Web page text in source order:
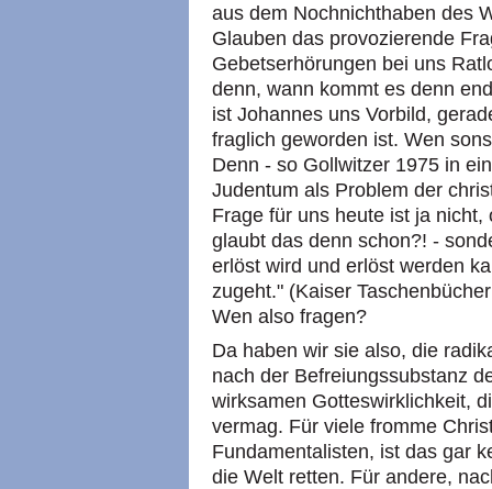
aus dem Nochnichthaben des
Glauben das provozierende
Gebetserhörungen bei uns
denn, wann kommt es denn
ist Johannes uns Vorbild,
fraglich geworden ist. Wen
Denn - so Gollwitzer 1975 in
Judentum als Problem der
Frage für uns heute ist ja
glaubt das denn schon?! -
erlöst wird und erlöst werden
zugeht." (Kaiser
Wen also fragen?
Da haben wir sie also, die
nach der Befreiungssubstanz
wirksamen Gotteswirklichkeit,
vermag. Für viele fromme
Fundamentalisten, ist das gar
die Welt retten. Für andere,